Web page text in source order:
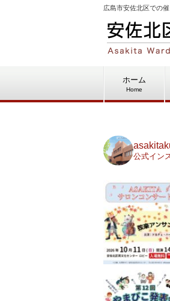
広島市安佐北区での
ホーム
Home
公式イン